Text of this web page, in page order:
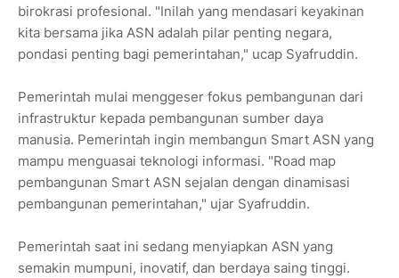
birokrasi profesional. "Inilah yang mendasari keyakinan
kita bersama jika ASN adalah pilar penting negara,
pondasi penting bagi pemerintahan," ucap Syafruddin.
Pemerintah mulai menggeser fokus pembangunan dari
infrastruktur kepada pembangunan sumber daya
manusia. Pemerintah ingin membangun Smart ASN yang
mampu menguasai teknologi informasi. "Road map
pembangunan Smart ASN sejalan dengan dinamisasi
pembangunan pemerintahan," ujar Syafruddin.
Pemerintah saat ini sedang menyiapkan ASN yang
semakin mumpuni, inovatif, dan berdaya saing tinggi.